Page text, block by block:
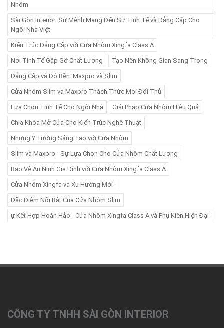
Nhôm
Sài Gòn Interior: Sứ Mệnh Mang Đến Sự Tinh Tế và Đẳng Cấp Cho
Ngôi Nhà Việt
Kiến Trúc Đẳng Cấp với Cửa Nhôm Xingfa Class A
Nơi Tinh Tế Gặp Gỡ Chất Lượng Tạo Nên Không Gian Sang Trọng
Đẳng Cấp và Độ Bền: Maxpro và Slim
Cửa Nhôm Slim và Maxpro Thách Thức Mọi Đối Thủ
Lựa Chọn Tinh Tế Cho Ngôi Nhà Giải Pháp Cửa Nhôm Hiệu Quả
Chìa Khóa Mở Cửa Cho Kiến Trúc Nghệ Thuật
Những Ý Tưởng Sáng Tạo với Cửa Nhôm
Slim và Maxpro - Sự Lựa Chọn Cho Cửa Nhôm Chất Lượng
Bảo Vệ An Ninh Gia Đình với Cửa Nhôm Xingfa Class A
Cửa Nhôm Xingfa và Xu Hướng Mới
Đặc Điểm Nổi Bật Của Cửa Nhôm Slim
ự Kết Hợp Hoàn Hảo - Cửa Nhôm Xingfa Class A và Phụ Kiện Hiện Đại
CÔNG TY TNHH SÀI GÒN INTERIOR